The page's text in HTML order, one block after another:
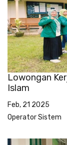
Lowongan
Islam
Feb, 21 2025
Operator Sistem